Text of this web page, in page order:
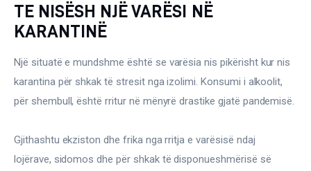
Të njohim ilaçet/suplementet
TE NISËSH NJË VARËSI NË
KARANTINË
Një situatë e mundshme është se varësia nis pikërisht kur nis
karantina për shkak të stresit nga izolimi. Konsumi i alkoolit,
për shembull, është rritur në mënyrë drastike gjatë pandemisë.
Gjithashtu ekziston dhe frika nga rritja e varësisë ndaj
lojërave, sidomos dhe për shkak të disponueshmërisë së